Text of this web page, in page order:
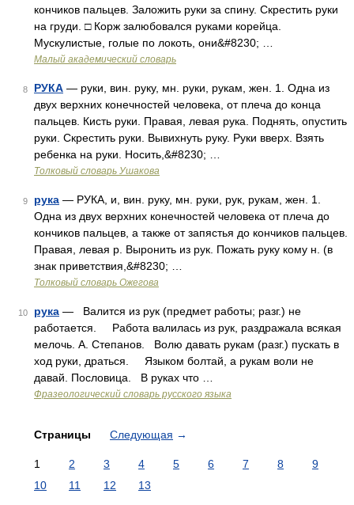
кончиков пальцев. Заложить руки за спину. Скрестить руки
на груди. □ Корж залюбовался руками корейца.
Мускулистые, голые по локоть, они&#8230; …
Малый академический словарь
8 РУКА — руки, вин. руку, мн. руки, рукам, жен. 1. Одна из
двух верхних конечностей человека, от плеча до конца
пальцев. Кисть руки. Правая, левая рука. Поднять, опустить
руки. Скрестить руки. Вывихнуть руку. Руки вверх. Взять
ребенка на руки. Носить,&#8230; …
Толковый словарь Ушакова
9 рука — РУКА, и, вин. руку, мн. руки, рук, рукам, жен. 1.
Одна из двух верхних конечностей человека от плеча до
кончиков пальцев, а также от запястья до кончиков пальцев.
Правая, левая р. Выронить из рук. Пожать руку кому н. (в
знак приветствия,&#8230; …
Толковый словарь Ожегова
10 рука — Валится из рук (предмет работы; разг.) не
работается. Работа валилась из рук, раздражала всякая
мелочь. А. Степанов. Волю давать рукам (разг.) пускать в
ход руки, драться. Языком болтай, а рукам воли не
давай. Пословица. В руках что …
Фразеологический словарь русского языка
Страницы Следующая →
1 2 3 4 5 6 7 8
9
10
11 12 13